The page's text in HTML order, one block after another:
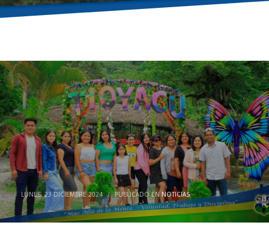
LUNES, 23 DICIEMBRE 2024 / PUBLICADO EN NOTICIAS